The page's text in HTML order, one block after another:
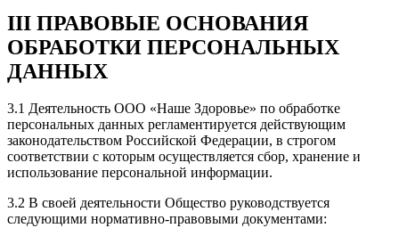
III ПРАВОВЫЕ ОСНОВАНИЯ
ОБРАБОТКИ ПЕРСОНАЛЬНЫХ
ДАННЫХ
3.1 Деятельность ООО «Наше Здоровье» по обработке
персональных данных регламентируется действующим
законодательством Российской Федерации, в строгом
соответствии с которым осуществляется сбор, хранение и
использование персональной информации.
3.2 В своей деятельности Общество руководствуется
следующими нормативно-правовыми документами: